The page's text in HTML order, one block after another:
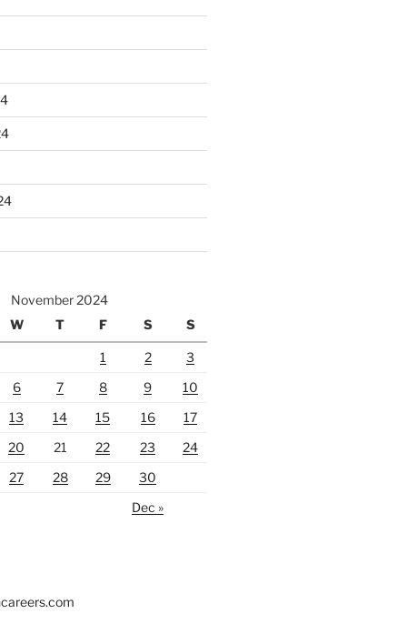
November 2024
W T F S S
1 2
3
6 7 8 9
10
13 14 15 16
17
20 21 22 23
24
27 28 29
30
Dec »